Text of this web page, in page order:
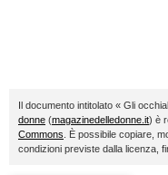
Il documento intitolato « Gli
donne (magazinedelledonne.it) è
Commons . È possibile copiare,
condizioni previste dalla licenza,